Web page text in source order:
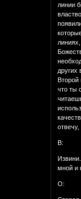
линии
других
Второй
что ты
отвечу,
В:
мной и
О: